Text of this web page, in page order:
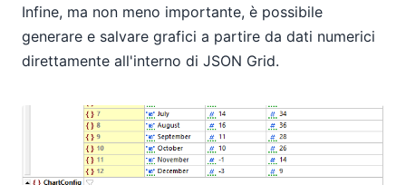
Infine, ma non meno importante, è possibile
generare e salvare grafici a partire da dati numerici
direttamente all'interno di JSON Grid.